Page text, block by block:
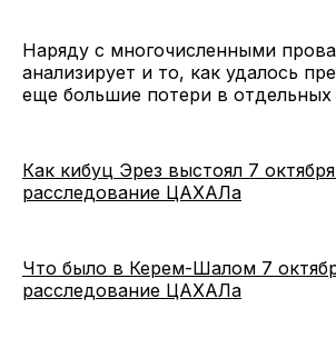
Наряду с многочисленными
анализирует и то, как удалось
еще большие потери в отдельных
Как кибуц Эрез выстоял 7
расследование ЦАХАЛа
Что было в Керем-Шалом 7
расследование ЦАХАЛа